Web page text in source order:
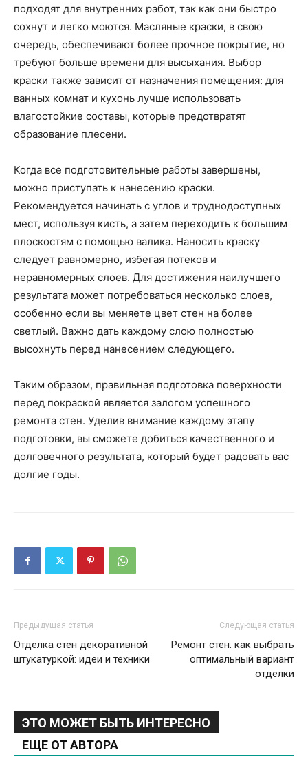
подходят для внутренних работ, так как они быстро
сохнут и легко моются. Масляные краски, в свою
очередь, обеспечивают более прочное покрытие, но
требуют больше времени для высыхания. Выбор
краски также зависит от назначения помещения: для
ванных комнат и кухонь лучше использовать
влагостойкие составы, которые предотвратят
образование плесени.
Когда все подготовительные работы завершены,
можно приступать к нанесению краски.
Рекомендуется начинать с углов и труднодоступных
мест, используя кисть, а затем переходить к большим
плоскостям с помощью валика. Наносить краску
следует равномерно, избегая потеков и
неравномерных слоев. Для достижения наилучшего
результата может потребоваться несколько слоев,
особенно если вы меняете цвет стен на более
светлый. Важно дать каждому слою полностью
высохнуть перед нанесением следующего.
Таким образом, правильная подготовка поверхности
перед покраской является залогом успешного
ремонта стен. Уделив внимание каждому этапу
подготовки, вы сможете добиться качественного и
долговечного результата, который будет радовать вас
долгие годы.
Предыдущая статья
Отделка стен декоративной
штукатуркой: идеи и техники
Следующая статья
Ремонт стен: как выбрать
оптимальный вариант
отделки
ЭТО МОЖЕТ БЫТЬ ИНТЕРЕСНО
ЕЩЕ ОТ АВТОРА